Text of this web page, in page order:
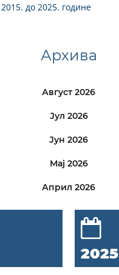
до 2025. године
Архива
Август 2026
Јул 2026
Јун 2026
Мај 2026
Април 2026
2025